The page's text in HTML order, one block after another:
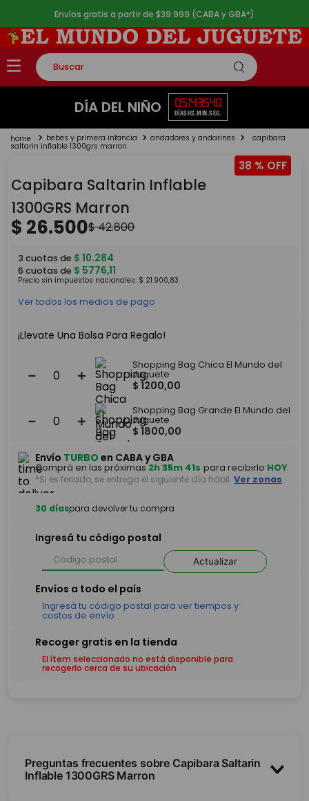
Envíos gratis a partir de $39.999 (CABA y GBA*)
Buscar
TÉRMINOS MÁS BUSCADOS
2.
lego
4.
monopatin
5. toy story
DÍA DEL NIÑO 05
DÍAS
14
HS.
35
MIN.
40
SEG.
bebes y primera infancia andadores y andarines capibara
saltarin inflable 1300grs marron
38 %
Capibara Saltarin Inflable
1300GRS Marron
$ 26.500$42.800
3 cuotas de $ 10.284
6 cuotas de $ 5776,11
Precio sin impuestos nacionales: $ 21.900,83
Ver todos los medios de pago
¡Llevate Una Bolsa Para Regalo!
＋
－
Shopping Bag Chica El Mundo del
Juguete
$ 1200,00
＋
－
Shopping Bag Grande El Mundo del
Juguete
$ 1800,00
Envío TURBO en CABA y GBA
Comprá en las próximas2h 35m 41s para recibirlo HOY.
*Si es feriado, se entrega el siguiente día hábil. Ver zonas
30 díaspara devolver tu compra
Ingresá tu código postal
Actualizar
El ítem seleccionado no está disponible para
recogerlo cerca de su ubicación
Preguntas frecuentes sobre Capibara Saltarin
Inflable 1300GRS Marron